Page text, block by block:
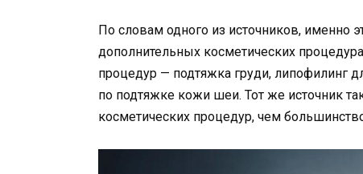
По словам одного из источников, именно
дополнительных косметических
процедур — подтяжка груди, липофилинг
по подтяжке кожи шеи. Тот же источник
косметических процедур, чем